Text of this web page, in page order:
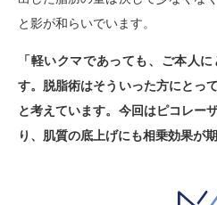
と影が和らいでいます。
「軽いクマであっても、ご本人
す。脱脂術はそういった方にとっ
と考えています。今回はピコレー
り、肌質の底上げにも相乗効果が